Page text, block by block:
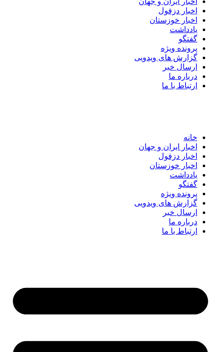
اخبار دزفول
اخبار خوزستان
یادداشت
گفتگو
پرونده ویژه
گزارش های ویدویی
ارسال خبر
درباره ما
ارتباط با ما
خانه
اخبار ایران و جهان
اخبار دزفول
اخبار خوزستان
یادداشت
گفتگو
پرونده ویژه
گزارش های ویدویی
ارسال خبر
درباره ما
ارتباط با ما